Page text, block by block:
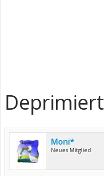
Deprimiert
Moni*
Neues Mitglied